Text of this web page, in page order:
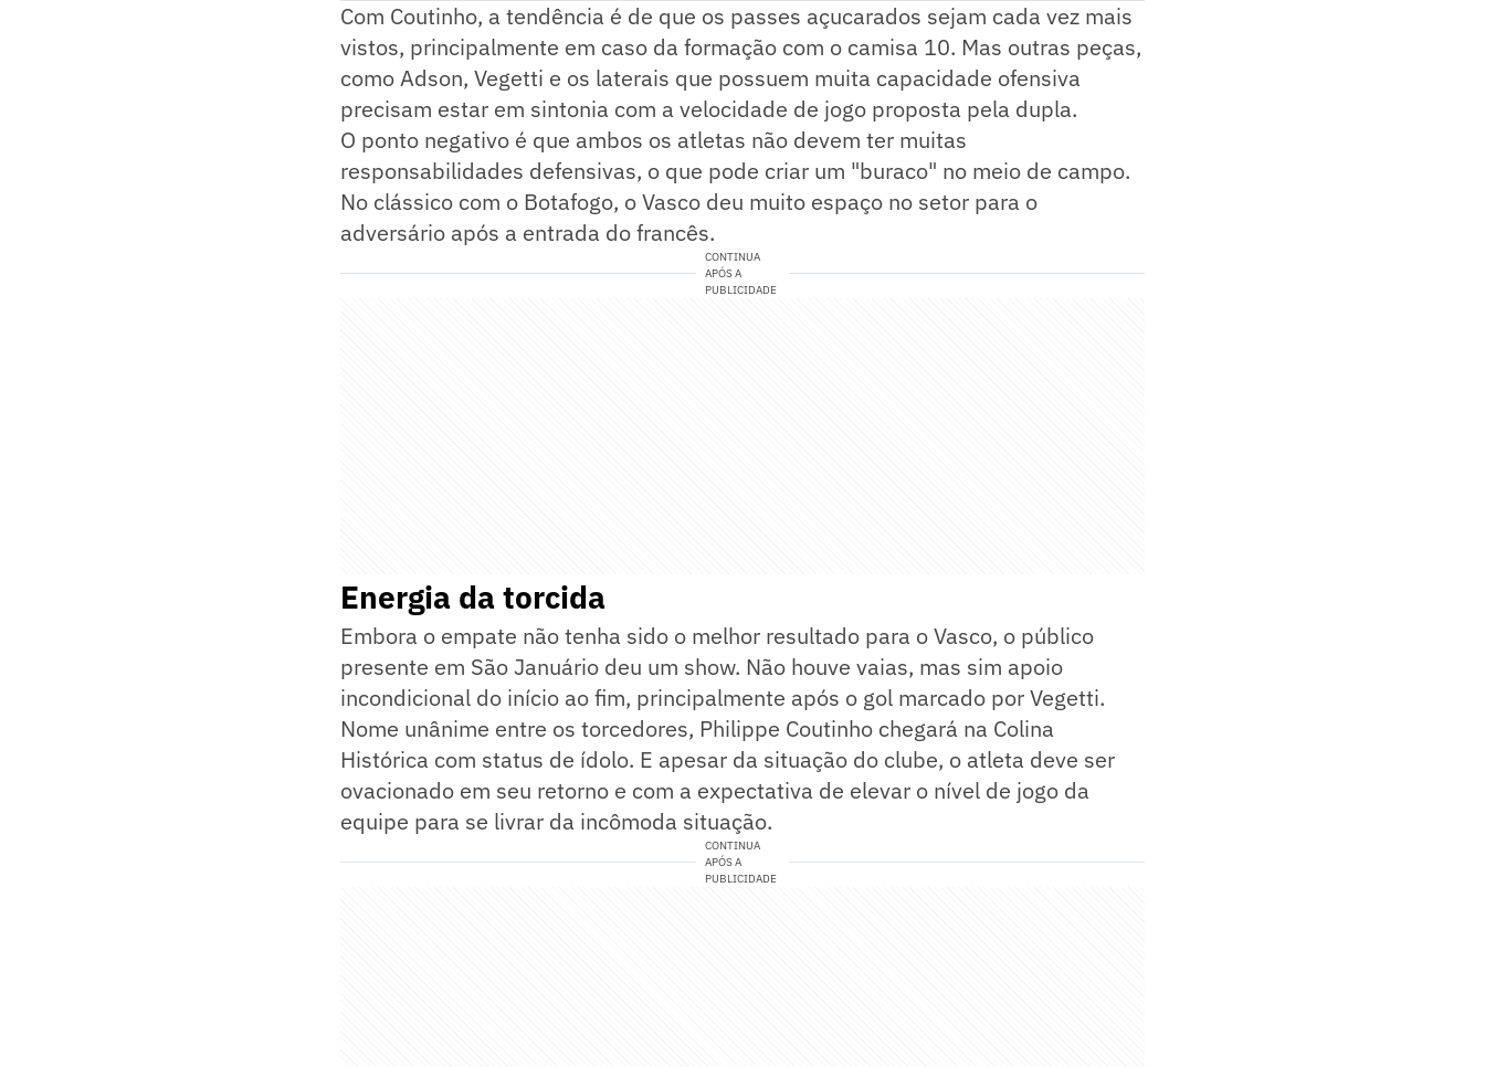
Com Coutinho, a tendência é de que os passes açucarados sejam cada vez mais
vistos, principalmente em caso da formação com o camisa 10. Mas outras peças,
como Adson, Vegetti e os laterais que possuem muita capacidade ofensiva
precisam estar em sintonia com a velocidade de jogo proposta pela dupla.
O ponto negativo é que ambos os atletas não devem ter muitas
responsabilidades defensivas, o que pode criar um "buraco" no meio de campo.
No clássico com o Botafogo, o Vasco deu muito espaço no setor para o
adversário após a entrada do francês.
CONTINUA
APÓS A
PUBLICIDADE
Energia da torcida
Embora o empate não tenha sido o melhor resultado para o Vasco, o público
presente em São Januário deu um show. Não houve vaias, mas sim apoio
incondicional do início ao fim, principalmente após o gol marcado por Vegetti.
Nome unânime entre os torcedores, Philippe Coutinho chegará na Colina
Histórica com status de ídolo. E apesar da situação do clube, o atleta deve ser
ovacionado em seu retorno e com a expectativa de elevar o nível de jogo da
equipe para se livrar da incômoda situação.
CONTINUA
APÓS A
PUBLICIDADE